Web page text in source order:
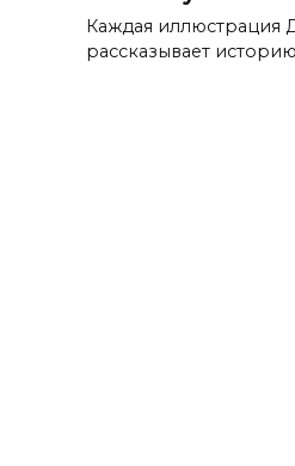
Каждая иллюстрация
рассказывает историю